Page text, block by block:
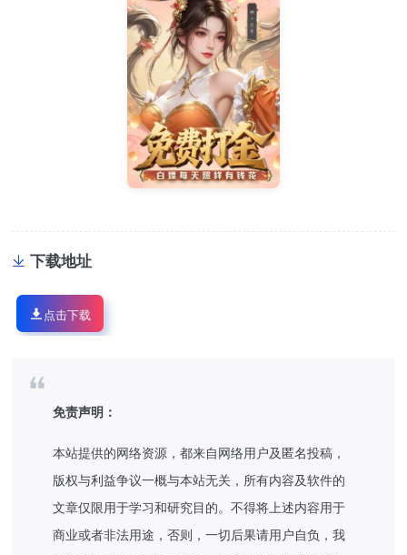
下载地址
点击下载
免责声明：
本站提供的网络资源，都来自网络用户及匿名投稿，
版权与利益争议一概与本站无关，所有内容及软件的
文章仅限用于学习和研究目的。不得将上述内容用于
商业或者非法用途，否则，一切后果请用户自负，我